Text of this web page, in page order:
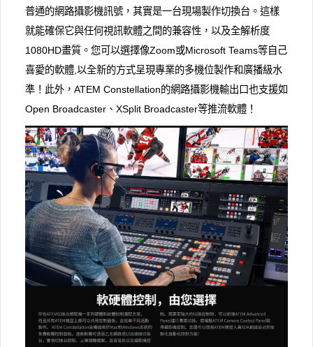
普通的網路攝影機訊號，其實是一台現場製作切換台。這樣
就能確保它與任何視訊軟體之間的兼容性，以及全解析度
1080HD畫質。您可以選擇像Zoom或Microsoft Teams等自己
喜愛的軟體,以全新的方式呈現專業的多機位製作和廣播級水
準！此外，ATEM Constellation的網路攝影機輸出口也支援如
Open Broadcaster、XSplit Broadcaster等推流軟體！